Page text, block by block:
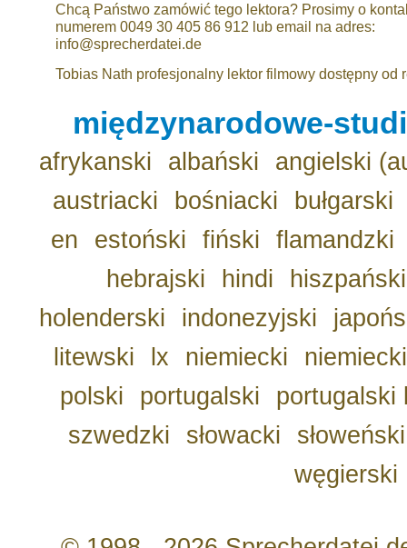
Chcą Państwo zamówić tego lektora? Prosimy o
numerem 0049 30 405 86 912 lub email na adres:
info@sprecherdatei.de
Tobias Nath profesjonalny lektor filmowy dostępny od
międzynarodowe-
afrykanski albański
angielski
austriacki
bośniacki
bułgarski
en
estoński fiński
flamandzki
hebrajski
hindi
hiszpański
holenderski
indonezyjski
litewski
lx niemiecki
polski
portugalski
portugalski
szwedzki
słowacki
słoweński
węgierski